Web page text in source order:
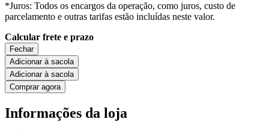
*Juros: Todos os encargos da operação, como juros, custo de
parcelamento e outras tarifas estão incluídas neste valor.
Calcular frete e prazo
Fechar
Adicionar à sacola
Adicionar à sacola
Comprar agora
Informações da loja